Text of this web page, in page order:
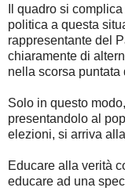
Il quadro si
politica a questa
rappresentante del
chiaramente di
nella scorsa puntata
Solo in questo
presentandolo al
elezioni, si arriva
Educare alla verità
educare ad una